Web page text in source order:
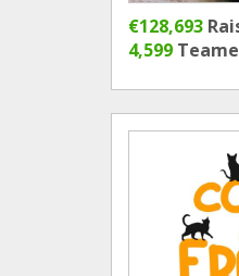
€128,693
4,599